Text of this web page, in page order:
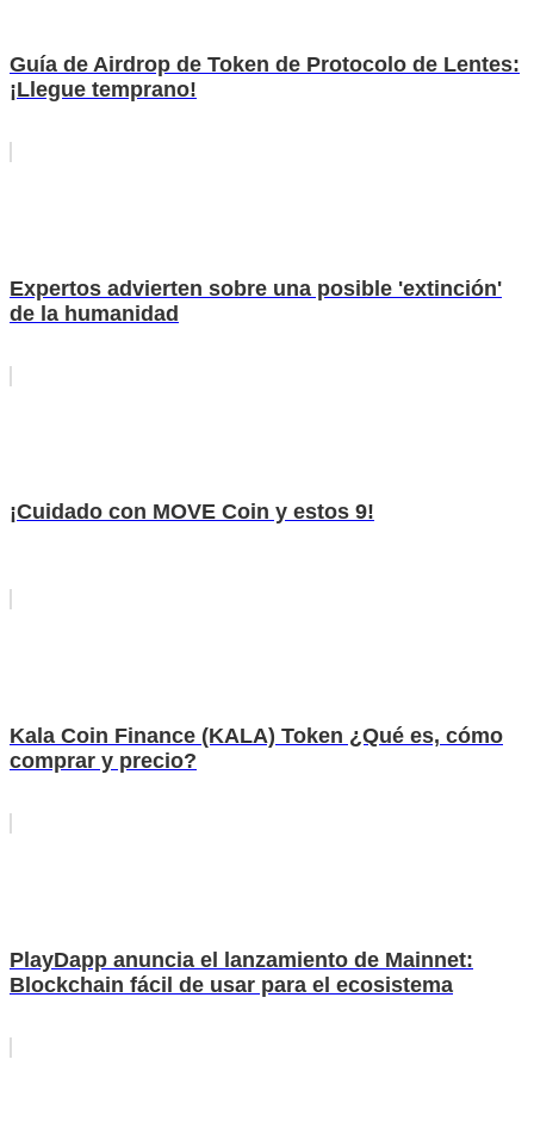
Guía de Airdrop de Token de Protocolo de Lentes:
¡Llegue temprano!
Expertos advierten sobre una posible 'extinción'
de la humanidad
¡Cuidado con MOVE Coin y estos 9!
Kala Coin Finance (KALA) Token ¿Qué es, cómo
comprar y precio?
PlayDapp anuncia el lanzamiento de Mainnet:
Blockchain fácil de usar para el ecosistema